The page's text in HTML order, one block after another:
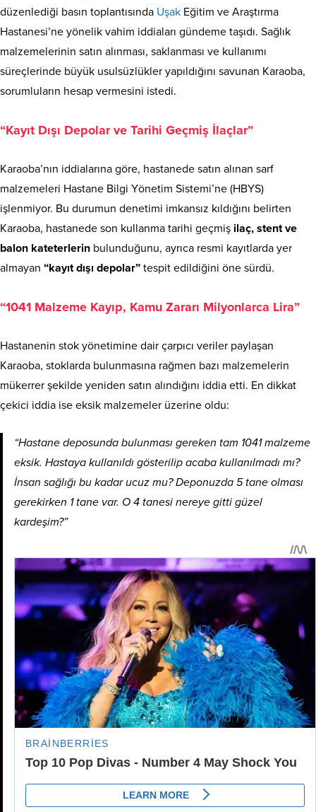
düzenlediği basın toplantısında Uşak Eğitim ve Araştırma
Hastanesi’ne yönelik vahim iddiaları gündeme taşıdı. Sağlık
malzemelerinin satın alınması, saklanması ve kullanımı
süreçlerinde büyük usulsüzlükler yapıldığını savunan Karaoba,
sorumluların hesap vermesini istedi.
“Kayıt Dışı Depolar ve Tarihi Geçmiş İlaçlar”
Karaoba’nın iddialarına göre, hastanede satın alınan sarf
malzemeleri Hastane Bilgi Yönetim Sistemi’ne (HBYS)
işlenmiyor. Bu durumun denetimi imkansız kıldığını belirten
Karaoba, hastanede son kullanma tarihi geçmiş ilaç, stent ve
balon kateterlerin bulunduğunu, ayrıca resmi kayıtlarda yer
almayan “kayıt dışı depolar” tespit edildiğini öne sürdü.
“1041 Malzeme Kayıp, Kamu Zararı Milyonlarca Lira”
Hastanenin stok yönetimine dair çarpıcı veriler paylaşan
Karaoba, stoklarda bulunmasına rağmen bazı malzemelerin
mükerrer şekilde yeniden satın alındığını iddia etti. En dikkat
çekici iddia ise eksik malzemeler üzerine oldu:
“Hastane deposunda bulunması gereken tam 1041 malzeme
eksik. Hastaya kullanıldı gösterilip acaba kullanılmadı mı?
İnsan sağlığı bu kadar ucuz mu? Deponuzda 5 tane olması
gerekirken 1 tane var. O 4 tanesi nereye gitti güzel
kardeşim?”